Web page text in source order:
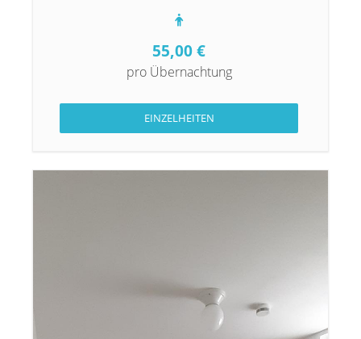
55,00€
pro Übernachtung
EINZELHEITEN